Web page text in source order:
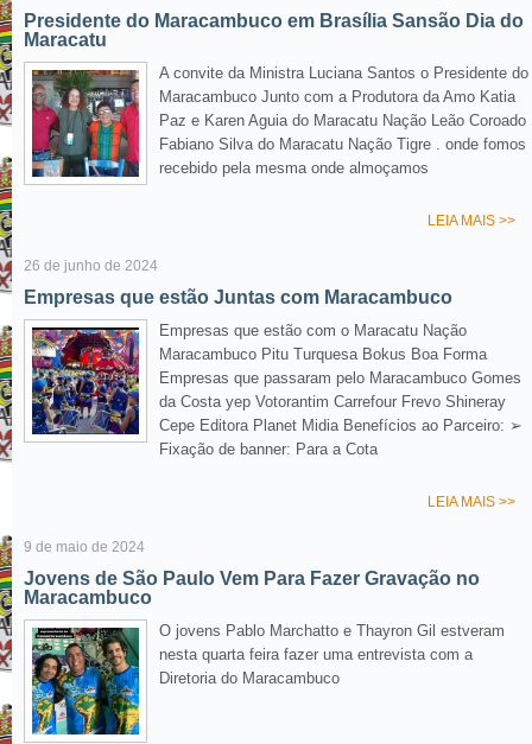
Presidente do Maracambuco em Brasília Sansão Dia do
Maracatu
A convite da Ministra Luciana Santos o Presidente do
Maracambuco Junto com a Produtora da Amo Katia
Paz e Karen Aguia do Maracatu Nação Leão Coroado
Fabiano Silva do Maracatu Nação Tigre . onde fomos
recebido pela mesma onde almoçamos
LEIA MAIS >>
26 de junho de 2024
Empresas que estão Juntas com Maracambuco
Empresas que estão com o Maracatu Nação
Maracambuco Pitu Turquesa Bokus Boa Forma
Empresas que passaram pelo Maracambuco Gomes
da Costa yep Votorantim Carrefour Frevo Shineray
Cepe Editora Planet Midia Benefícios ao Parceiro: ➢
Fixação de banner: Para a Cota
LEIA MAIS >>
9 de maio de 2024
Jovens de São Paulo Vem Para Fazer Gravação no
Maracambuco
O jovens Pablo Marchatto e Thayron Gil estveram
nesta quarta feira fazer uma entrevista com a
Diretoria do Maracambuco